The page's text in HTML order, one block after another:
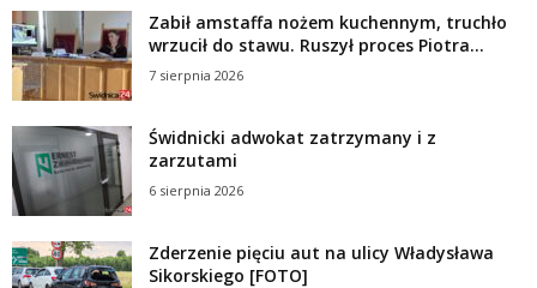
Zabił amstaffa nożem kuchennym, truchło
wrzucił do stawu. Ruszył proces Piotra...
7 sierpnia 2026
Świdnicki adwokat zatrzymany i z
zarzutami
6 sierpnia 2026
Zderzenie pięciu aut na ulicy Władysława
Sikorskiego [FOTO]